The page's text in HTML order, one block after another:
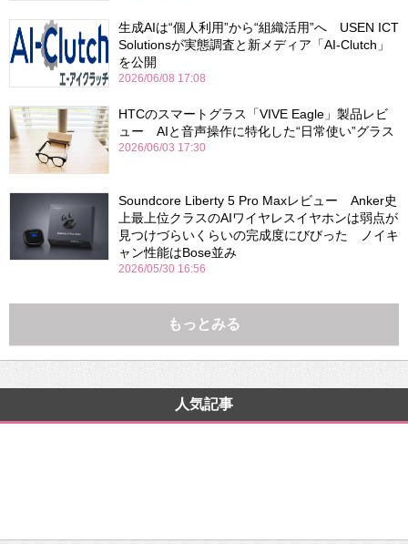
生成AIは“個人利用”から“組織活用”へ USEN ICT
Solutionsが実態調査と新メディア「AI-Clutch」
を公開
2026/06/08 17:08
HTCのスマートグラス「VIVE Eagle」製品レビ
ュー AIと音声操作に特化した“日常使い”グラス
2026/06/03 17:30
Soundcore Liberty 5 Pro Maxレビュー Anker史
上最上位クラスのAIワイヤレスイヤホンは弱点が
見つけづらいくらいの完成度にびびった ノイキ
ャン性能はBose並み
2026/05/30 16:56
もっとみる
人気記事